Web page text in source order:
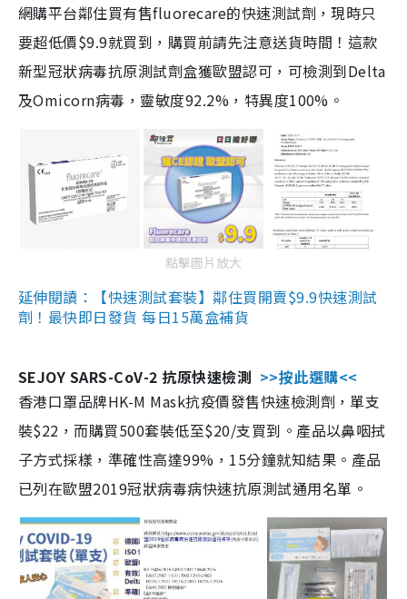
網購平台鄰住買有售fluorecare的快速測試劑，現時只
要超低價$9.9就買到，購買前請先注意送貨時間！這款
新型冠狀病毒抗原測試劑盒獲歐盟認可，可檢測到Delta
及Omicorn病毒，靈敏度92.2%，特異度100%。
點擊圖片放大
延伸閱讀：【快速測試套裝】鄰住買開賣$9.9快速測試
劑！最快即日發貨 每日15萬盒補貨
SEJOY SARS-CoV-2 抗原快速檢測 >>按此選購<<
香港口罩品牌HK-M Mask抗疫價發售快速檢測劑，單支
裝$22，而購買500套裝低至$20/支買到。產品以鼻咽拭
子方式採樣，準確性高達99%，15分鐘就知結果。產品
已列在歐盟2019冠狀病毒病快速抗原測試通用名單。